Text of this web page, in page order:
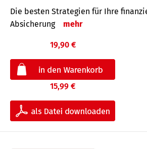
Die besten Strategien für Ihre
Absicherung
mehr
19,90 €
15,99 €